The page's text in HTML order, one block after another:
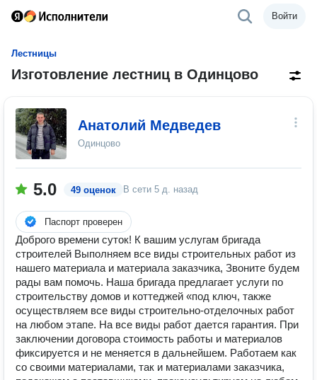
Войти
Лестницы
Изготовление лестниц в Одинцово
Анатолий Медведев
Одинцово
5.0 49 оценок В сети 5 д. назад
Паспорт проверен
Доброго времени суток! К вашим услугам бригада
строителей Выполняем все виды строительных работ из
нашего материала и материала заказчика, Звоните будем
рады вам помочь. Наша бригада предлагает услуги по
строительству домов и коттеджей «под ключ, также
осуществляем все виды строительно-отделочных работ
на любом этапе. На все виды работ дается гарантия. При
заключении договора стоимость работы и материалов
фиксируется и не меняется в дальнейшем. Работаем как
со своими материалами, так и материалами заказчика,